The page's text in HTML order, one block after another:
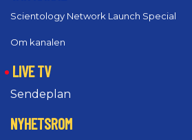
Scientology Network Launch Special
Om kanalen
LIVE TV
Sendeplan
NYHETSROM